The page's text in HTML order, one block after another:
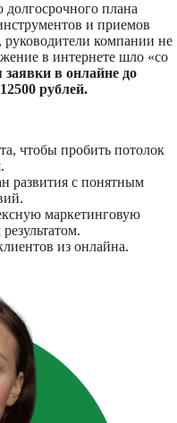
плана
и приемов
компании не
в интернете шло «со
в онлайне до
рублей.
чтобы пробить потолок
развития с понятным
маркетинговую
из онлайна.